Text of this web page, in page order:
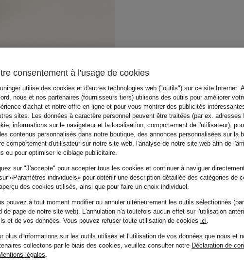
consentement à l'usage de cookies
utilise des cookies et d'autres technologies web ("outils") sur ce site Internet.
nous et nos partenaires (fournisseurs tiers) utilisons des outils pour améliorer
d'achat et notre offre en ligne et pour vous montrer des publicités
sites. Les données à caractère personnel peuvent être traitées (par ex. adresses
informations sur le navigateur et la localisation, comportement de l'utilisateur),
contenus personnalisés dans notre boutique, des annonces personnalisées sur la
comportement d'utilisateur sur notre site web, l'analyse de notre site web afin de
ou pour optimiser le ciblage publicitaire.
sur "J'accepte" pour accepter tous les cookies et continuer à naviguer
«Paramètres individuels» pour obtenir une description détaillée des catégories de
des cookies utilisés, ainsi que pour faire un choix individuel.
pouvez à tout moment modifier ou annuler ultérieurement les outils sélectionnés
de page de notre site web). L'annulation n'a toutefois aucun effet sur l'utilisation
et de vos données. Vous pouvez refuser toute utilisation de cookies ici.
plus d'informations sur les outils utilisés et l'utilisation de vos données que nous et
collectons par le biais des cookies, veuillez consulter notre Déclaration de
légales.